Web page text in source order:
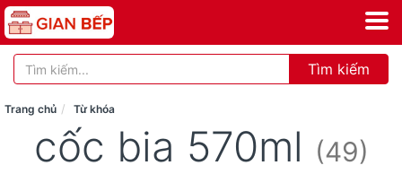
Tìm kiếm
Trang chủ Từ khóa
cốc bia 570ml (49)